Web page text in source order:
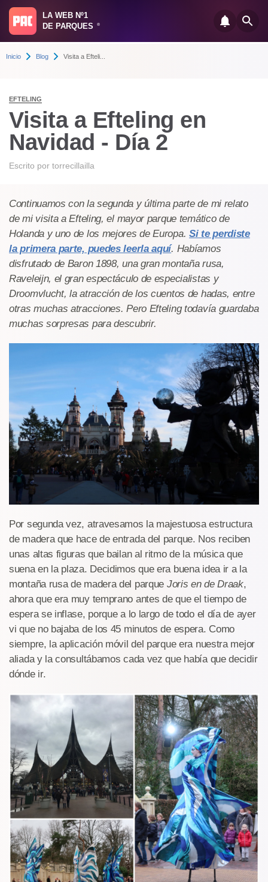
LA WEB Nº1
DE PARQUES
®
Inicio Blog Visita a Efteli...
EFTELING
Visita a Efteling en
Navidad - Día 2
Escrito por torrecillailla
Continuamos con la segunda y última parte de mi relato
de mi visita a Efteling, el mayor parque temático de
Holanda y uno de los mejores de Europa. Si te perdiste
la primera parte, puedes leerla aquí. Habíamos
disfrutado de Baron 1898, una gran montaña rusa,
Raveleijn, el gran espectáculo de especialistas y
Droomvlucht, la atracción de los cuentos de hadas, entre
otras muchas atracciones. Pero Efteling todavía guardaba
muchas sorpresas para descubrir.
Por segunda vez, atravesamos la majestuosa estructura
de madera que hace de entrada del parque. Nos reciben
unas altas figuras que bailan al ritmo de la música que
suena en la plaza. Decidimos que era buena idea ir a la
montaña rusa de madera del parque Joris en de Draak,
ahora que era muy temprano antes de que el tiempo de
espera se inflase, porque a lo largo de todo el día de ayer
vi que no bajaba de los 45 minutos de espera. Como
siempre, la aplicación móvil del parque era nuestra mejor
aliada y la consultábamos cada vez que había que decidir
dónde ir.